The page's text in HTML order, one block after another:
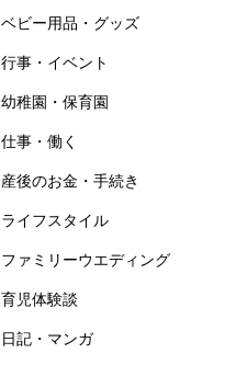
ベビー用品・グッズ
行事・イベント
幼稚園・保育園
仕事・働く
産後のお金・手続き
ライフスタイル
ファミリーウエディング
育児体験談
日記・マンガ